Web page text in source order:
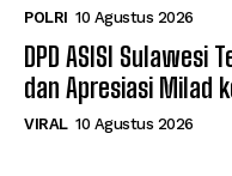
POLRI 10 Agustus 2026
DPD ASISI Sulawesi
dan Apresiasi Milad
VIRAL 10 Agustus 2026